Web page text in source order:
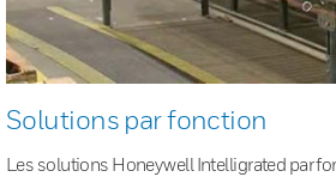
Solutions par fonction
Les solutions Honeywell Intelligrated par